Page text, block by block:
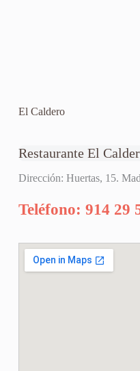
El Caldero
Restaurante El
Dirección: Huertas, 15.
Teléfono: 914 29